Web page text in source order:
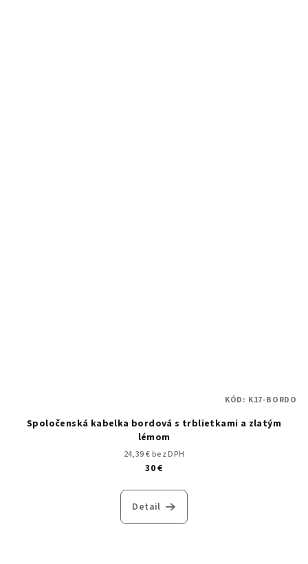
Spoločenská kabelka bordová s trblietkami a zlatým
lémom
24,39 € bez DPH
30 €
Detail
KÓD: K17-BORDO